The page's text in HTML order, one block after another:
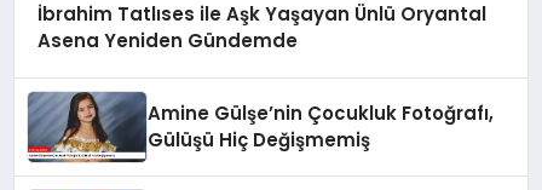
İbrahim Tatlıses ile Aşk Yaşayan Ünlü Oryantal
Asena Yeniden Gündemde
Amine Gülşe’nin Çocukluk Fotoğrafı,
Gülüşü Hiç Değişmemiş